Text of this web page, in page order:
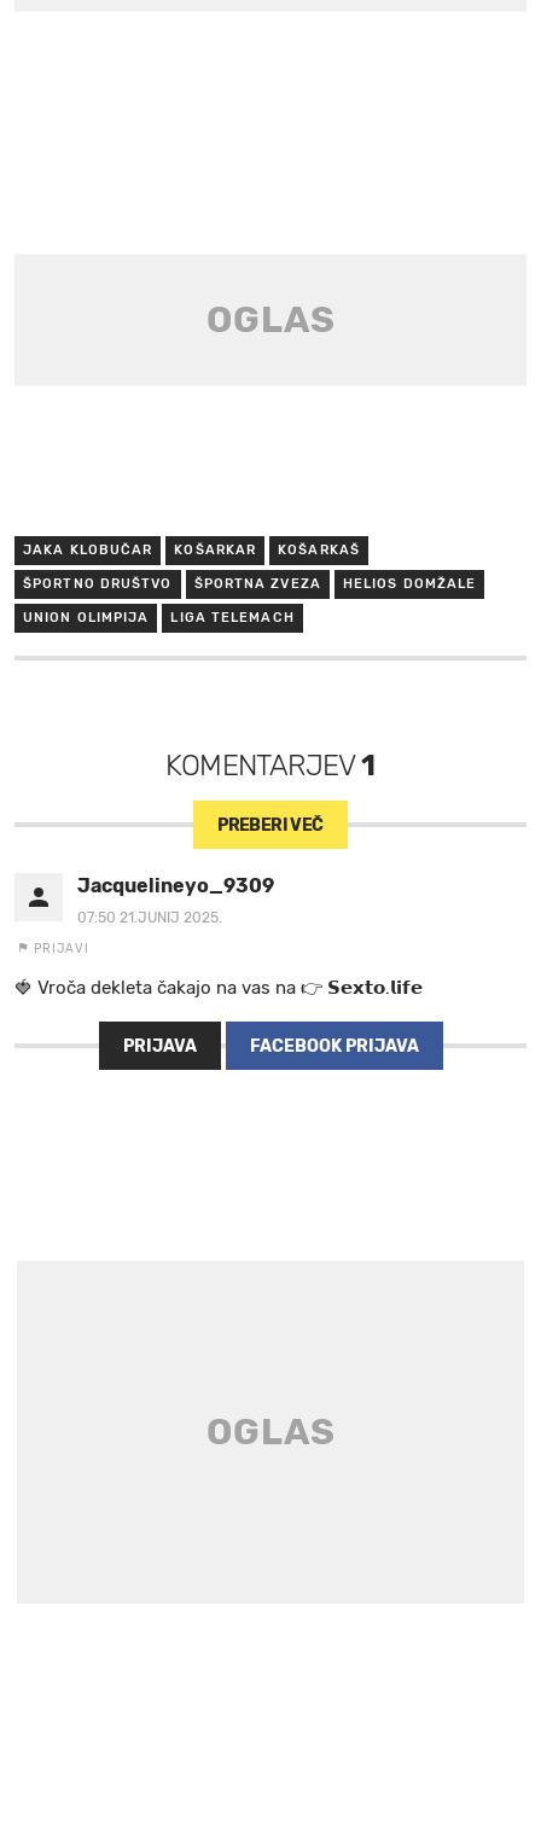
JAKA KLOBUČAR KOŠARKAR KOŠARKAŠ
ŠPORTNO DRUŠTVO ŠPORTNA ZVEZA HELIOS DOMŽALE
UNION OLIMPIJA LIGA TELEMACH
KOMENTARJEV1
PREBERI VEČ
Jacquelineyo_9309
07:50 21.JUNIJ 2025.
PRIJAVI
🍓 V r o č a d e k l e t a ča k a jo na va s n a 👉 𝗦𝗲𝘅𝘁𝗼.𝗹𝗶𝗳𝗲
PRIJAVA FACEBOOK PRIJAVA